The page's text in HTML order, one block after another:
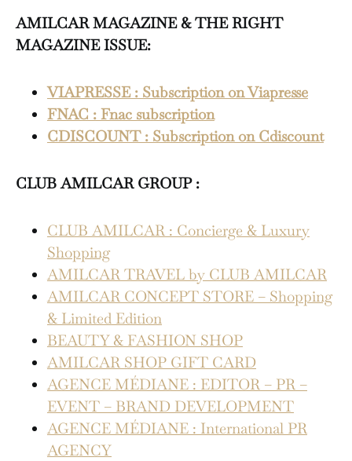
AMILCAR MAGAZINE & THE RIGHT
MAGAZINE ISSUE:
VIAPRESSE : Subscription on Viapresse
FNAC : Fnac subscription
CDISCOUNT : Subscription on Cdiscount
CLUB AMILCAR GROUP :
CLUB AMILCAR : Concierge & Luxury
Shopping
AMILCAR TRAVEL by CLUB AMILCAR
AMILCAR CONCEPT STORE – Shopping
& Limited Edition
BEAUTY & FASHION SHOP
AMILCAR SHOP GIFT CARD
AGENCE MÉDIANE : EDITOR – PR –
EVENT – BRAND DEVELOPMENT
AGENCE MÉDIANE : International PR
AGENCY